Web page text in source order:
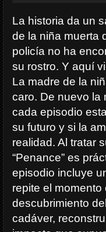
La historia da un
de la niña muerta
policía no ha
su rostro. Y aquí
La madre de la
caro. De nuevo la
cada episodio
su futuro y si la
realidad. Al tratar
“Penance” es
episodio incluye
repite el
descubrimiento
cadáver,